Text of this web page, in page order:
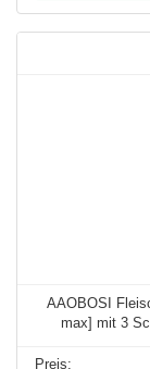
AAOBOSI
max] mit 3